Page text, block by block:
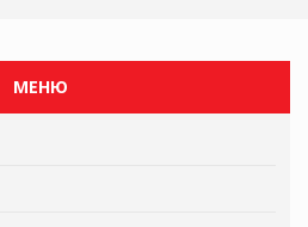
МЕНЮ